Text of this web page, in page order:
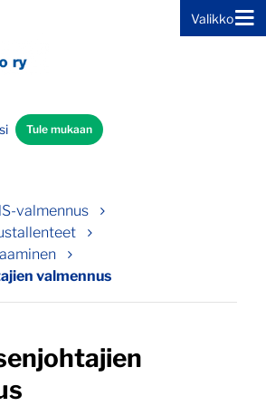
Valikko
Tule mukaan
valmennus
valmennus